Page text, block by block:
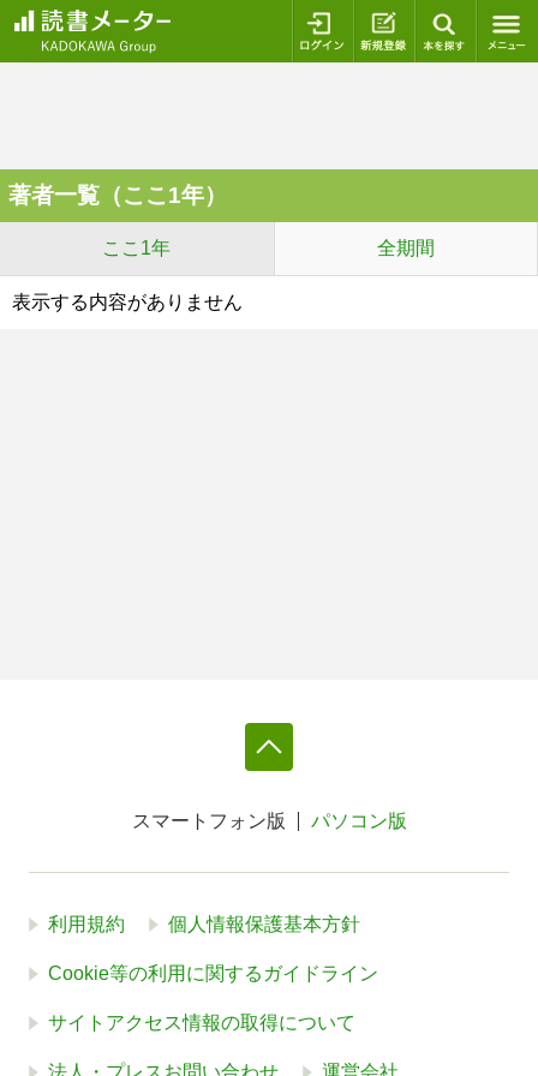
ログイン 新規登録
著者一覧（ここ1年）
ここ1年 全期間
表示する内容がありません
スマートフォン版 パソコン版
利用規約 個人情報保護基本方針
Cookie等の利用に関するガイドライン
サイトアクセス情報の取得について
法人・プレスお問い合わせ 運営会社